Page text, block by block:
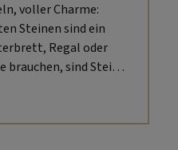
voller Charme:
Steinen sind ein
Regal oder
brauchen, sind Steine,